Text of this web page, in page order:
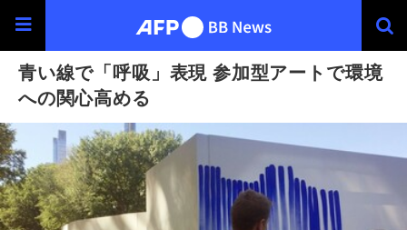
青い線で「呼吸」表現 参加型アートで環境
への関心高める